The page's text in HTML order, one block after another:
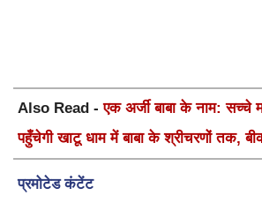
Also Read -एक अर्जी बाबा के नाम: सच्चे
पहुँचेगी खाटू धाम में बाबा के श्रीचरणों तक,